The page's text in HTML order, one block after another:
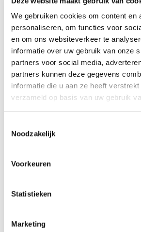
We gebruiken cookies om content en
personaliseren, om functies voor
en om ons websiteverkeer te
informatie over uw gebruik van onze
partners voor social media,
partners kunnen deze gegevens
informatie die u aan ze heeft
verzameld op basis van uw gebruik
Noodzakelijk
Voorkeuren
Statistieken
Marketing